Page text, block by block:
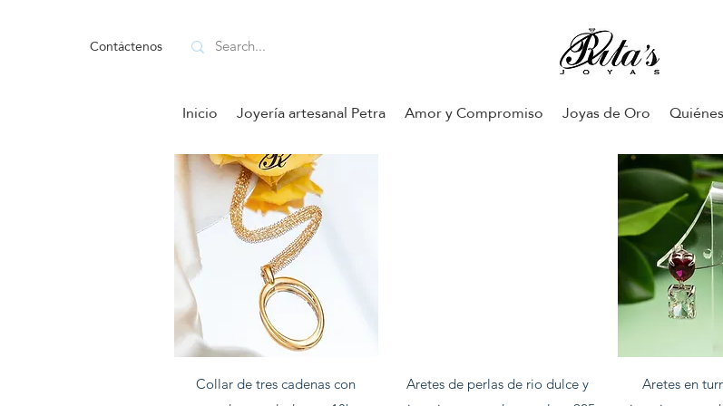
Contáctenos
Inicio Joyería artesanal Petra Amor y Compromiso Joyas de Oro
Vista rapida
Collar de tres cadenas con
Vista rapida
Aretes de perlas de rio dulce y
Vista
Aretes en